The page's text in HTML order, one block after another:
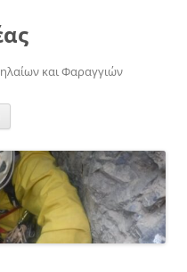
και Φαραγγιών